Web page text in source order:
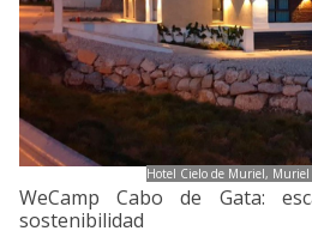
Hotel Cielo de Muriel, Muriel
WeCamp Cabo de Gata: